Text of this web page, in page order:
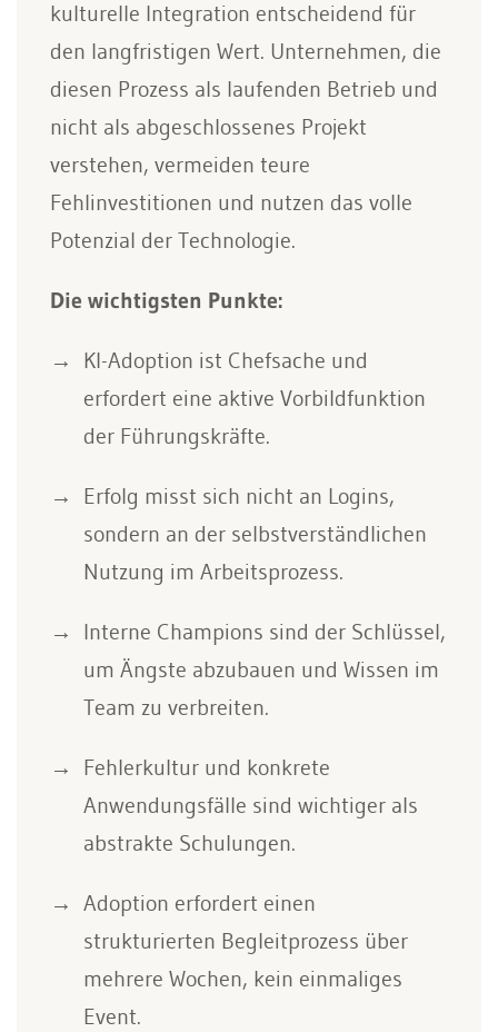
kulturelle Integration entscheidend für
den langfristigen Wert. Unternehmen, die
diesen Prozess als laufenden Betrieb und
nicht als abgeschlossenes Projekt
verstehen, vermeiden teure
Fehlinvestitionen und nutzen das volle
Potenzial der Technologie.
Die wichtigsten Punkte:
KI-Adoption ist Chefsache und
erfordert eine aktive Vorbildfunktion
der Führungskräfte.
Erfolg misst sich nicht an Logins,
sondern an der selbstverständlichen
Nutzung im Arbeitsprozess.
Interne Champions sind der Schlüssel,
um Ängste abzubauen und Wissen im
Team zu verbreiten.
Fehlerkultur und konkrete
Anwendungsfälle sind wichtiger als
abstrakte Schulungen.
Adoption erfordert einen
strukturierten Begleitprozess über
mehrere Wochen, kein einmaliges
Event.